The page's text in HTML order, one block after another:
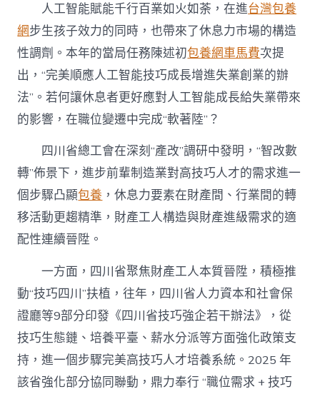
人工智能賦能千行百業如火如荼，在進台灣包養
網步生孩子效力的同時，也帶來了休息力市場的構造
性調劑。本年的當局任務陳述初包養網車馬費次提
出，“完美順應人工智能技巧成長增進失業創業的辦
法”。若何讓休息者更好應對人工智能成長給失業帶來
的影響，在職位變遷中完成“軟著陸”？
四川省總工會在深刻“產改”調研中發明，“智改數
轉”佈景下，進步前輩制造業對高技巧人才的需求進一
個步驟凸顯包養 ，休息力要素在財產間、行業間的轉
移活動更趨精準，財產工人構造與財產進級需求的適
配性連續晉陞。
一方面，四川省聚焦財產工人本質晉陞，積極推
動“技巧四川”扶植，往年，四川省人力資本和社會保
證廳等9部分印發《四川省技巧強企若干辦法》，從
技巧生態鏈、培養平臺、薪水分派等方面強化政策支
持，進一個步驟完美高技巧人才培養系統。2025 年
該省強化部分協同聯動，鼎力奉行 “職位需求 + 技巧